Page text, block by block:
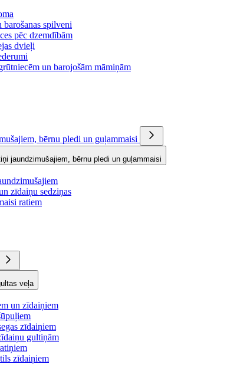
spilveni
pēc dzemdībām
dvieļi
un barojošām māmiņām
bērnu pledi un guļammaisi
jaundzimušajiem, bērnu pledi un guļammaisi
zīdaiņu sedziņas
ratiem
veļa
un zīdaiņiem
zīdaiņiem
gultiņām
zīdaiņiem